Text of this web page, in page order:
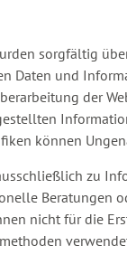
sorgfältig
Daten und
der
können
zu
Beratungen
nicht für die